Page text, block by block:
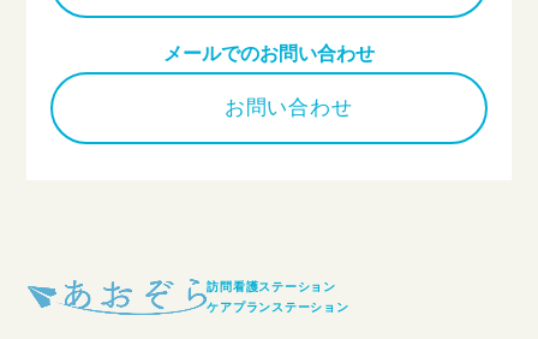
メールでのお問い合わせ
お問い合わせ
訪問看護ステーション
ケアプランステーション